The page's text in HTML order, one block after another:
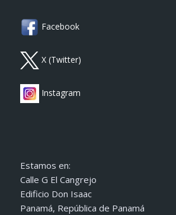
Facebook
X (Twitter)
Instagram
Estamos en:
Calle G El Cangrejo
Edificio Don Isaac
Panamá, República de Panamá